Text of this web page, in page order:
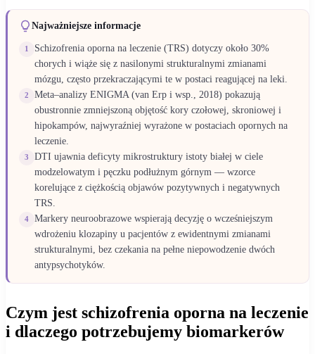
Najważniejsze informacje
1
Schizofrenia oporna na leczenie (TRS) dotyczy około 30%
chorych i wiąże się z nasilonymi strukturalnymi zmianami
mózgu, często przekraczającymi te w postaci reagującej na leki.
2
Meta–analizy ENIGMA (van Erp i wsp., 2018) pokazują
obustronnie zmniejszoną objętość kory czołowej, skroniowej i
hipokampów, najwyraźniej wyrażone w postaciach opornych na
leczenie.
3
DTI ujawnia deficyty mikrostruktury istoty białej w ciele
modzelowatym i pęczku podłużnym górnym — wzorce
korelujące z ciężkością objawów pozytywnych i negatywnych
TRS.
4
Markery neuroobrazowe wspierają decyzję o wcześniejszym
wdrożeniu klozapiny u pacjentów z ewidentnymi zmianami
strukturalnymi, bez czekania na pełne niepowodzenie dwóch
antypsychotyków.
Czym jest schizofrenia oporna na leczenie
i dlaczego potrzebujemy biomarkerów